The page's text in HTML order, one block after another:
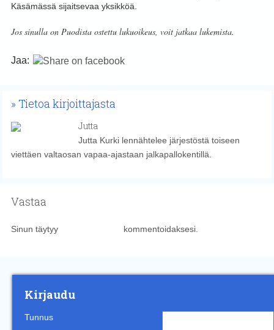
Käsämässä sijaitsevaa yksikköä.
Jos sinulla on Puodista ostettu lukuoikeus, voit jatkaa lukemista.
Jaa:
Tietoa kirjoittajasta
Jutta
Jutta Kurki lennähtelee järjestöstä toiseen
viettäen valtaosan vapaa-ajastaan jalkapallokentillä.
Vastaa
Sinun täytyy kommentoidaksesi.
Kirjaudu
Tunnus